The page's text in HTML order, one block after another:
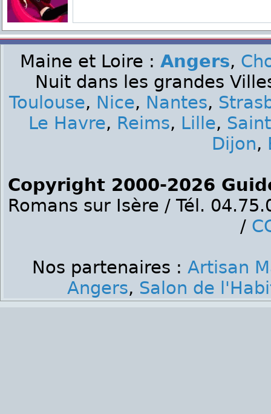
Maine et Loire : Angers,
Nuit dans les grandes
Toulouse, Nice, Nantes,
Le Havre, Reims, Lille,
Dijon,
Copyright 2000-2026
Romans sur Isère / Tél.
/
Nos partenaires : Artisan
Angers, Salon de